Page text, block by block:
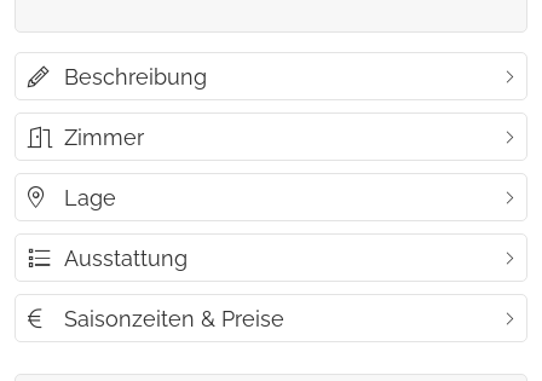
Beschreibung
Zimmer
Lage
Ausstattung
Saisonzeiten & Preise